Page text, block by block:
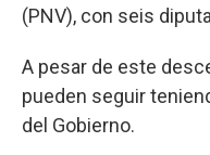
(PNV), con seis
A pesar de este
pueden seguir
del Gobierno.